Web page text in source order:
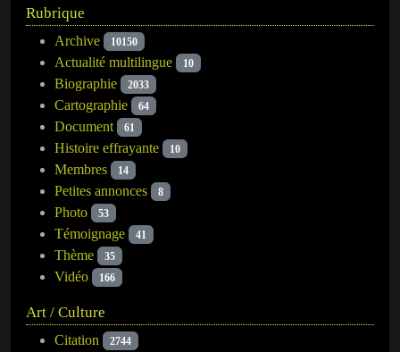
Rubrique
Archive 10150
Actualité multilingue 10
Biographie 2033
Cartographie 64
Document 61
Histoire effrayante 10
Membres 14
Petites annonces 8
Photo 53
Témoignage 41
Thème 35
Vidéo 166
Art / Culture
Citation 2744